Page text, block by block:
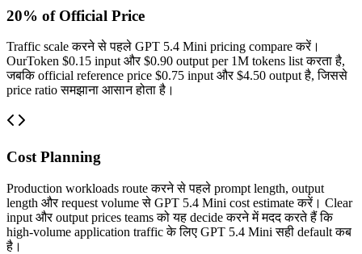
20% of Official Price
Traffic scale करने से पहले GPT 5.4 Mini pricing compare करें।
OurToken $0.15 input और $0.90 output per 1M tokens list करता है,
जबकि official reference price $0.75 input और $4.50 output है, जिससे
price ratio समझाना आसान होता है।
Cost Planning
Production workloads route करने से पहले prompt length, output
length और request volume से GPT 5.4 Mini cost estimate करें। Clear
input और output prices teams को यह decide करने में मदद करते हैं कि
high-volume application traffic के लिए GPT 5.4 Mini सही default कब
है।